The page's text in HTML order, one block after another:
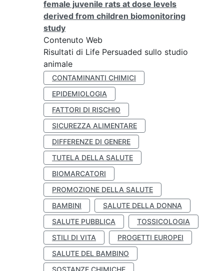
female juvenile rats at dose levels
derived from children biomonitoring
study
Contenuto Web
Risultati di Life Persuaded sullo studio
animale
CONTAMINANTI CHIMICI
EPIDEMIOLOGIA
FATTORI DI RISCHIO
SICUREZZA ALIMENTARE
DIFFERENZE DI GENERE
TUTELA DELLA SALUTE
BIOMARCATORI
PROMOZIONE DELLA SALUTE
BAMBINI
SALUTE DELLA DONNA
SALUTE PUBBLICA
TOSSICOLOGIA
STILI DI VITA
PROGETTI EUROPEI
SALUTE DEL BAMBINO
SOSTANZE CHIMICHE